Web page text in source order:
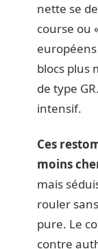
nette se
course ou
blocs plus
de type
intensif.
Ces
moins
mais
rouler
pure. Le
contre